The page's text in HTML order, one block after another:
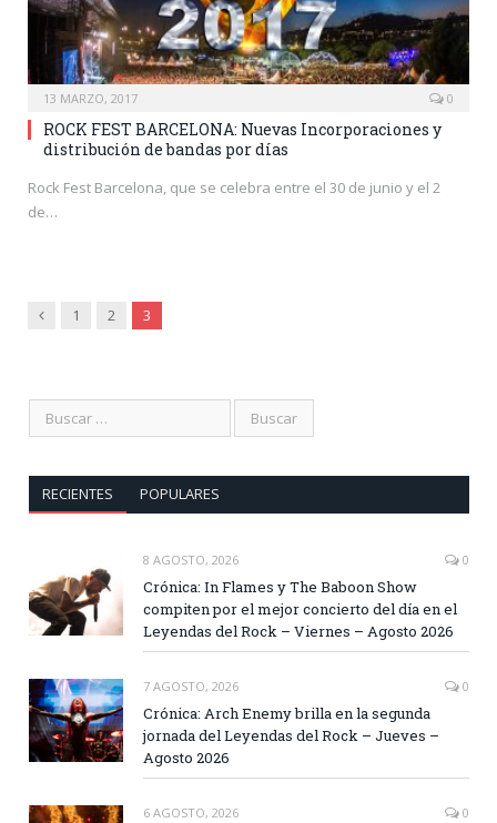
13 MARZO, 2017 0
ROCK FEST BARCELONA: Nuevas Incorporaciones y
distribución de bandas por días
Rock Fest Barcelona, que se celebra entre el 30 de junio y el 2
de…
Anterior
1 2 3
RECIENTES POPULARES
8 AGOSTO, 2026 0
Crónica: In Flames y The Baboon Show
compiten por el mejor concierto del día en el
Leyendas del Rock – Viernes – Agosto 2026
7 AGOSTO, 2026 0
Crónica: Arch Enemy brilla en la segunda
jornada del Leyendas del Rock – Jueves –
Agosto 2026
6 AGOSTO, 2026 0